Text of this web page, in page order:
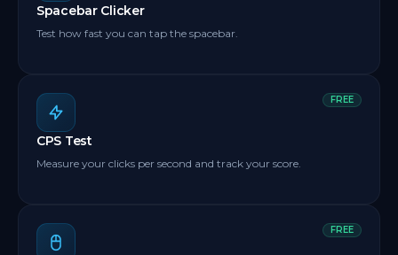
Spacebar Clicker
Test how fast you can tap the spacebar.
FREE
CPS Test
Measure your clicks per second and track your score.
FREE